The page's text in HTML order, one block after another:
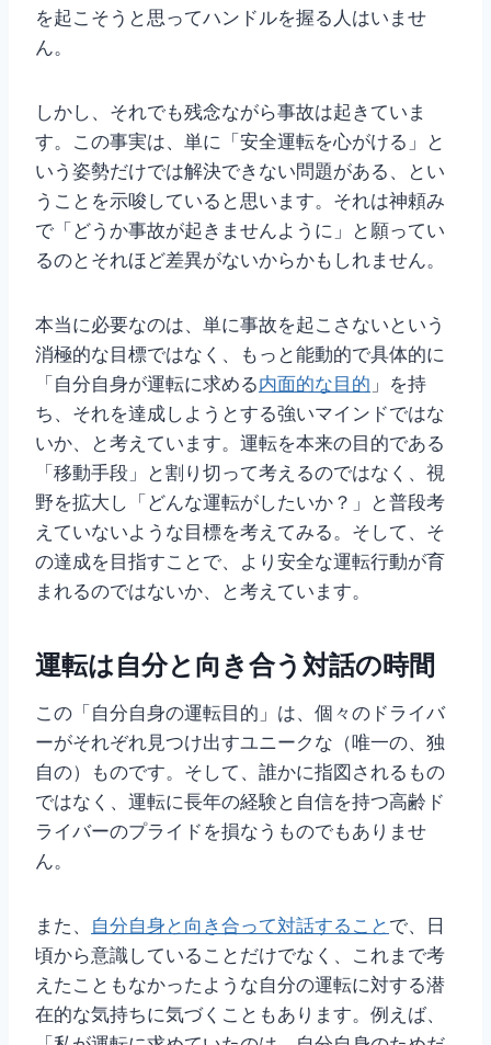
を起こそうと思ってハンドルを握る人はいませ
ん。
しかし、それでも残念ながら事故は起きていま
す。この事実は、単に「安全運転を心がける」と
いう姿勢だけでは解決できない問題がある、とい
うことを示唆していると思います。それは神頼み
で「どうか事故が起きませんように」と願ってい
るのとそれほど差異がないからかもしれません。
本当に必要なのは、単に事故を起こさないという
消極的な目標ではなく、もっと能動的で具体的に
「自分自身が運転に求める内面的な目的 」を持
ち、それを達成しようとする強いマインドではな
いか、と考えています。運転を本来の目的である
「移動手段」と割り切って考えるのではなく、視
野を拡大し「どんな運転がしたいか？」と普段考
えていないような目標を考えてみる。そして、そ
の達成を目指すことで、より安全な運転行動が育
まれるのではないか、と考えています。
運転は自分と向き合う対話の時間
この「自分自身の運転目的」は、個々のドライバ
ーがそれぞれ見つけ出すユニークな（唯一の、独
自の）ものです。そして、誰かに指図されるもの
ではなく、運転に長年の経験と自信を持つ高齢ド
ライバーのプライドを損なうものでもありませ
ん。
また、 自分自身と向き合って対話すること で、日
頃から意識していることだけでなく、これまで考
えたこともなかったような自分の運転に対する潜
在的な気持ちに気づくこともあります。例えば、